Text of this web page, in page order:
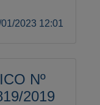
2023 12:01
Nº
2019